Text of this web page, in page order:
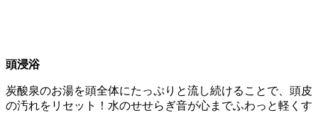
頭浸浴
炭酸泉のお湯を頭全体にたっぷりと流し続けることで、頭皮
の汚れをリセット！水のせせらぎ音が心までふわっと軽くす